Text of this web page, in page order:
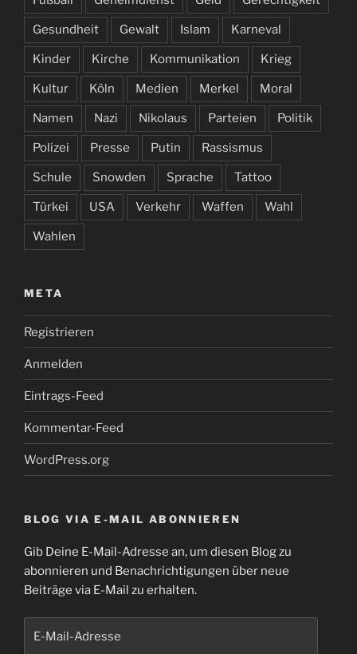
Gesundheit Gewalt Islam Karneval
Kinder Kirche Kommunikation Krieg
Kultur Köln Medien Merkel Moral
Namen Nazi Nikolaus Parteien Politik
Polizei Presse Putin Rassismus
Schule Snowden Sprache Tattoo
Türkei USA Verkehr Waffen Wahl
Wahlen
META
Registrieren
Anmelden
Eintrags-Feed
Kommentar-Feed
WordPress.org
BLOG VIA E-MAIL ABONNIEREN
Gib Deine E-Mail-Adresse an, um diesen Blog zu
abonnieren und Benachrichtigungen über neue
Beiträge via E-Mail zu erhalten.
Mail-